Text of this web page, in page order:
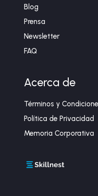
Blog
Prensa
Newsletter
FAQ
Acerca de
Términos y
Política de Privacidad
Memoria Corporativa